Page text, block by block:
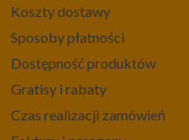
Koszty dostawy
Sposoby płatności
Dostępność produktów
Gratisy i rabaty
Czas realizacji zamówień